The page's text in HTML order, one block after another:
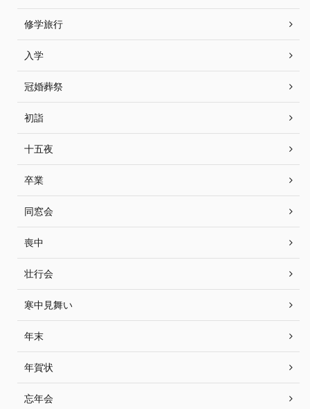
修学旅行
入学
冠婚葬祭
初詣
十五夜
卒業
同窓会
喪中
壮行会
寒中見舞い
年末
年賀状
忘年会